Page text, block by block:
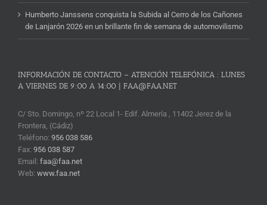
Humberto Janssens conquista la Subida al Cerro de los Cañones
de Lanjarón 2026 en un brillante fin de semana de automovilismo
INFORMACIÓN DE CONTACTO – ATENCIÓN TELEFÓNICA : LUNES
A VIERNES DE 9:00 A 14:00 | FAA@FAA.NET
C/ Sto. Domingo, nº 22 Local 1- Edif. Almería , 11402 Jerez de la
Frontera, (Cádiz)
Teléfono: 956 038 586
Fax: 956 038 587
Email: faa@faa.net
Web: www.faa.net